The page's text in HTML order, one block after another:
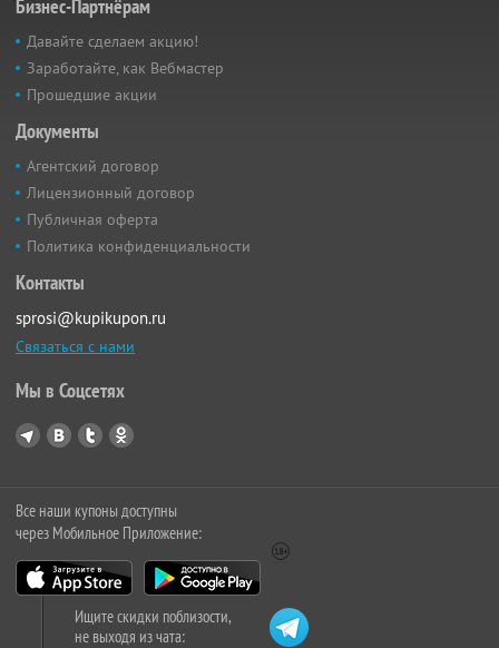
Бизнес-Партнёрам
Давайте сделаем акцию!
Заработайте, как Вебмастер
Прошедшие акции
Документы
Агентский договор
Лицензионный договор
Публичная оферта
Политика конфиденциальности
Контакты
sprosi@kupikupon.ru
Связаться с нами
Мы в Соцсетях
Все наши купоны доступны
через Мобильное Приложение:
Ищите скидки поблизости,
не выходя из чата: